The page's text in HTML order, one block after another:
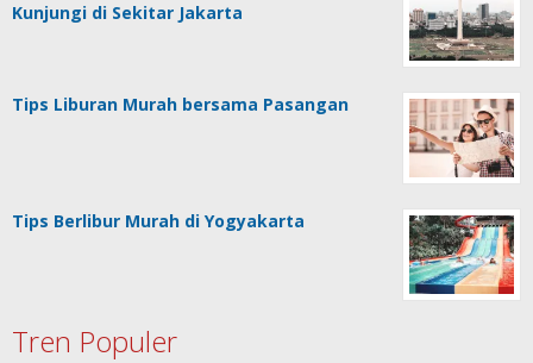
Kunjungi di Sekitar Jakarta
Tips Liburan Murah bersama Pasangan
Tips Berlibur Murah di Yogyakarta
Tren Populer